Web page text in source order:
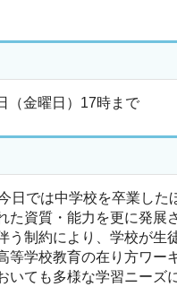
（金曜日）17時まで
では中学校を卒業した
た資質・能力を更に発
う制約により、学校が
学校教育の在り方ワ
いても多様な学習ニー